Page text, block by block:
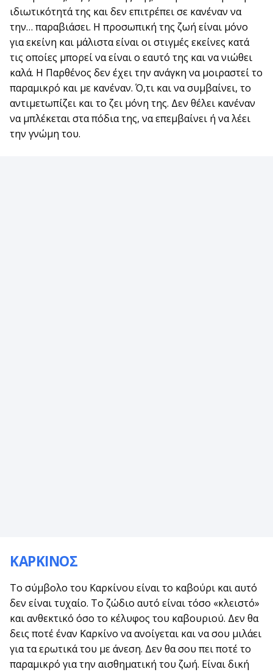
ιδιωτικότητά της και δεν επιτρέπει σε κανέναν να
την… παραβιάσει. Η προσωπική της ζωή είναι μόνο
για εκείνη και μάλιστα είναι οι στιγμές εκείνες κατά
τις οποίες μπορεί να είναι ο εαυτό της και να νιώθει
καλά. Η Παρθένος δεν έχει την ανάγκη να μοιραστεί το
παραμικρό και με κανέναν. Ό,τι και να συμβαίνει, το
αντιμετωπίζει και το ζει μόνη της. Δεν θέλει κανέναν
να μπλέκεται στα πόδια της, να επεμβαίνει ή να λέει
την γνώμη του.
ΚΑΡΚΙΝΟΣ
Το σύμβολο του Καρκίνου είναι το καβούρι και αυτό
δεν είναι τυχαίο. Το ζώδιο αυτό είναι τόσο «κλειστό»
και ανθεκτικό όσο το κέλυφος του καβουριού. Δεν θα
δεις ποτέ έναν Καρκίνο να ανοίγεται και να σου μιλάει
για τα ερωτικά του με άνεση. Δεν θα σου πει ποτέ το
παραμικρό για την αισθηματική του ζωή. Είναι δική